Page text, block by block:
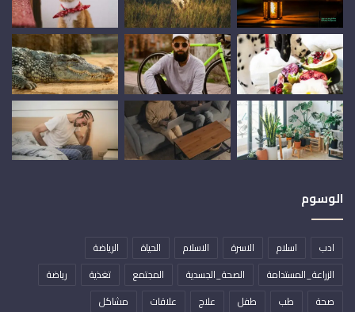
الوسوم
ادب اسلام الاسرة الاسلام الحياة
الرياضة
الزراعة_المستدامة
الصحة_الجسدية المجتمع تغذية
رياضة
صحة
طب طفل علاج علاقات
مشاكل